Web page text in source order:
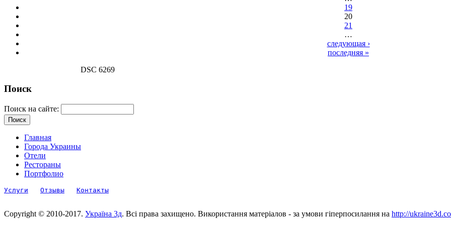
19
20
21
…
следующая ›
последняя »
DSC 6269
Поиск
Поиск на сайте:
Главная
Города Украины
Отели
Рестораны
Портфолио
Услуги Отзывы Контакты
Copyright © 2010-2017. Україна 3д. Всі права захищено. Використання матеріалов - за умови гіперпосилання на http://